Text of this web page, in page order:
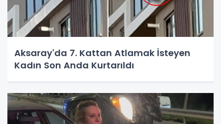
Aksaray'da 7. Kattan Atlamak İsteyen
Kadın Son Anda Kurtarıldı